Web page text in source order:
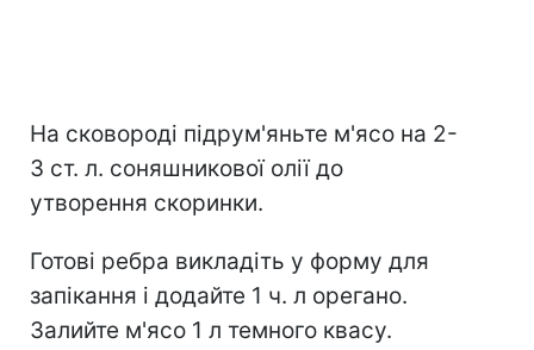
На сковороді підрум'яньте м'ясо на 2-
3 ст. л. соняшникової олії до
утворення скоринки.
Готові ребра викладіть у форму для
запікання і додайте 1 ч. л орегано.
Залийте м'ясо 1 л темного квасу.